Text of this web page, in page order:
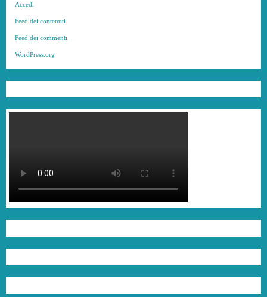
Accedi
Feed dei contenuti
Feed dei commenti
WordPress.org